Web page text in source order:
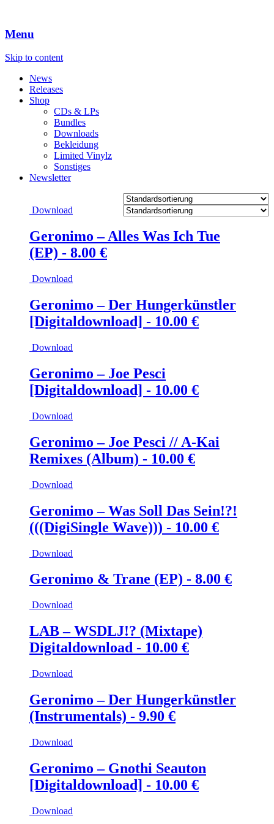
Menu
Skip to content
News
Releases
Shop
CDs & LPs
Bundles
Downloads
Bekleidung
Limited Vinylz
Sonstiges
Newsletter
Download
Geronimo – Alles Was Ich Tue
(EP) - 8.00 €
Download
Geronimo – Der Hungerkünstler
[Digitaldownload] - 10.00 €
Download
Geronimo – Joe Pesci
[Digitaldownload] - 10.00 €
Download
Geronimo – Joe Pesci // A-Kai
Remixes (Album) - 10.00 €
Download
Geronimo – Was Soll Das Sein!?!
(((DigiSingle Wave))) - 10.00 €
Download
Geronimo & Trane (EP) - 8.00 €
Download
LAB – WSDLJ!? (Mixtape)
Digitaldownload - 10.00 €
Download
Geronimo – Der Hungerkünstler
(Instrumentals) - 9.90 €
Download
Geronimo – Gnothi Seauton
[Digitaldownload] - 10.00 €
Download